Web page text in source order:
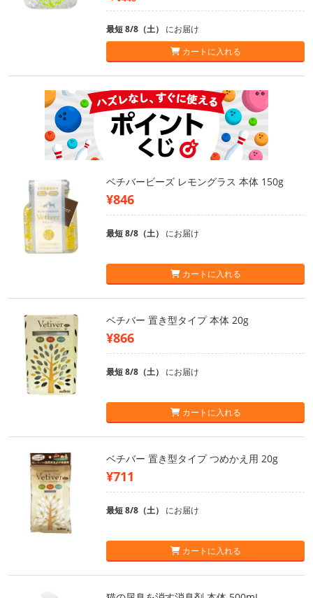
最短 8/8（土） にお届け
カートに入れる
ベチバービーズ レモングラス 本体 150g
¥846
最短 8/8（土） にお届け
カートに入れる
ベチバー 置き型タイプ 本体 20g
¥866
最短 8/8（土） にお届け
カートに入れる
ベチバー 置き型タイプ つめかえ用 20g
¥711
最短 8/8（土） にお届け
カートに入れる